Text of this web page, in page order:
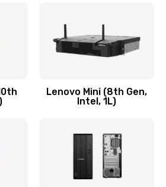
включения/выключения
ЗаказатьLenovo Mini (8th Gen,
Intel, 1L)